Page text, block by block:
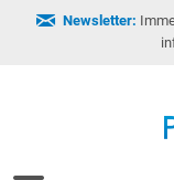
Newsletter: